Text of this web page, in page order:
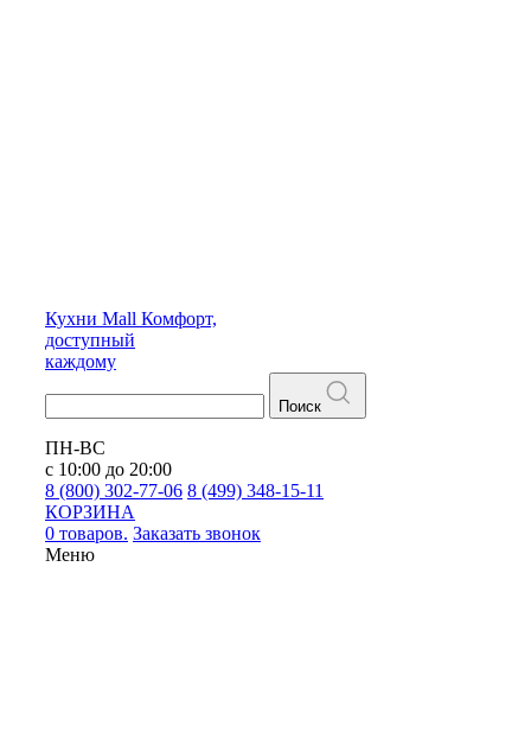
Кухни Mall Комфорт,
доступный
каждому
Поиск
ПН-ВС
с 10:00 до 20:00
8 (800) 302-77-06 8 (499) 348-15-11
КОРЗИНА
0 товаров. Заказать звонок
Меню